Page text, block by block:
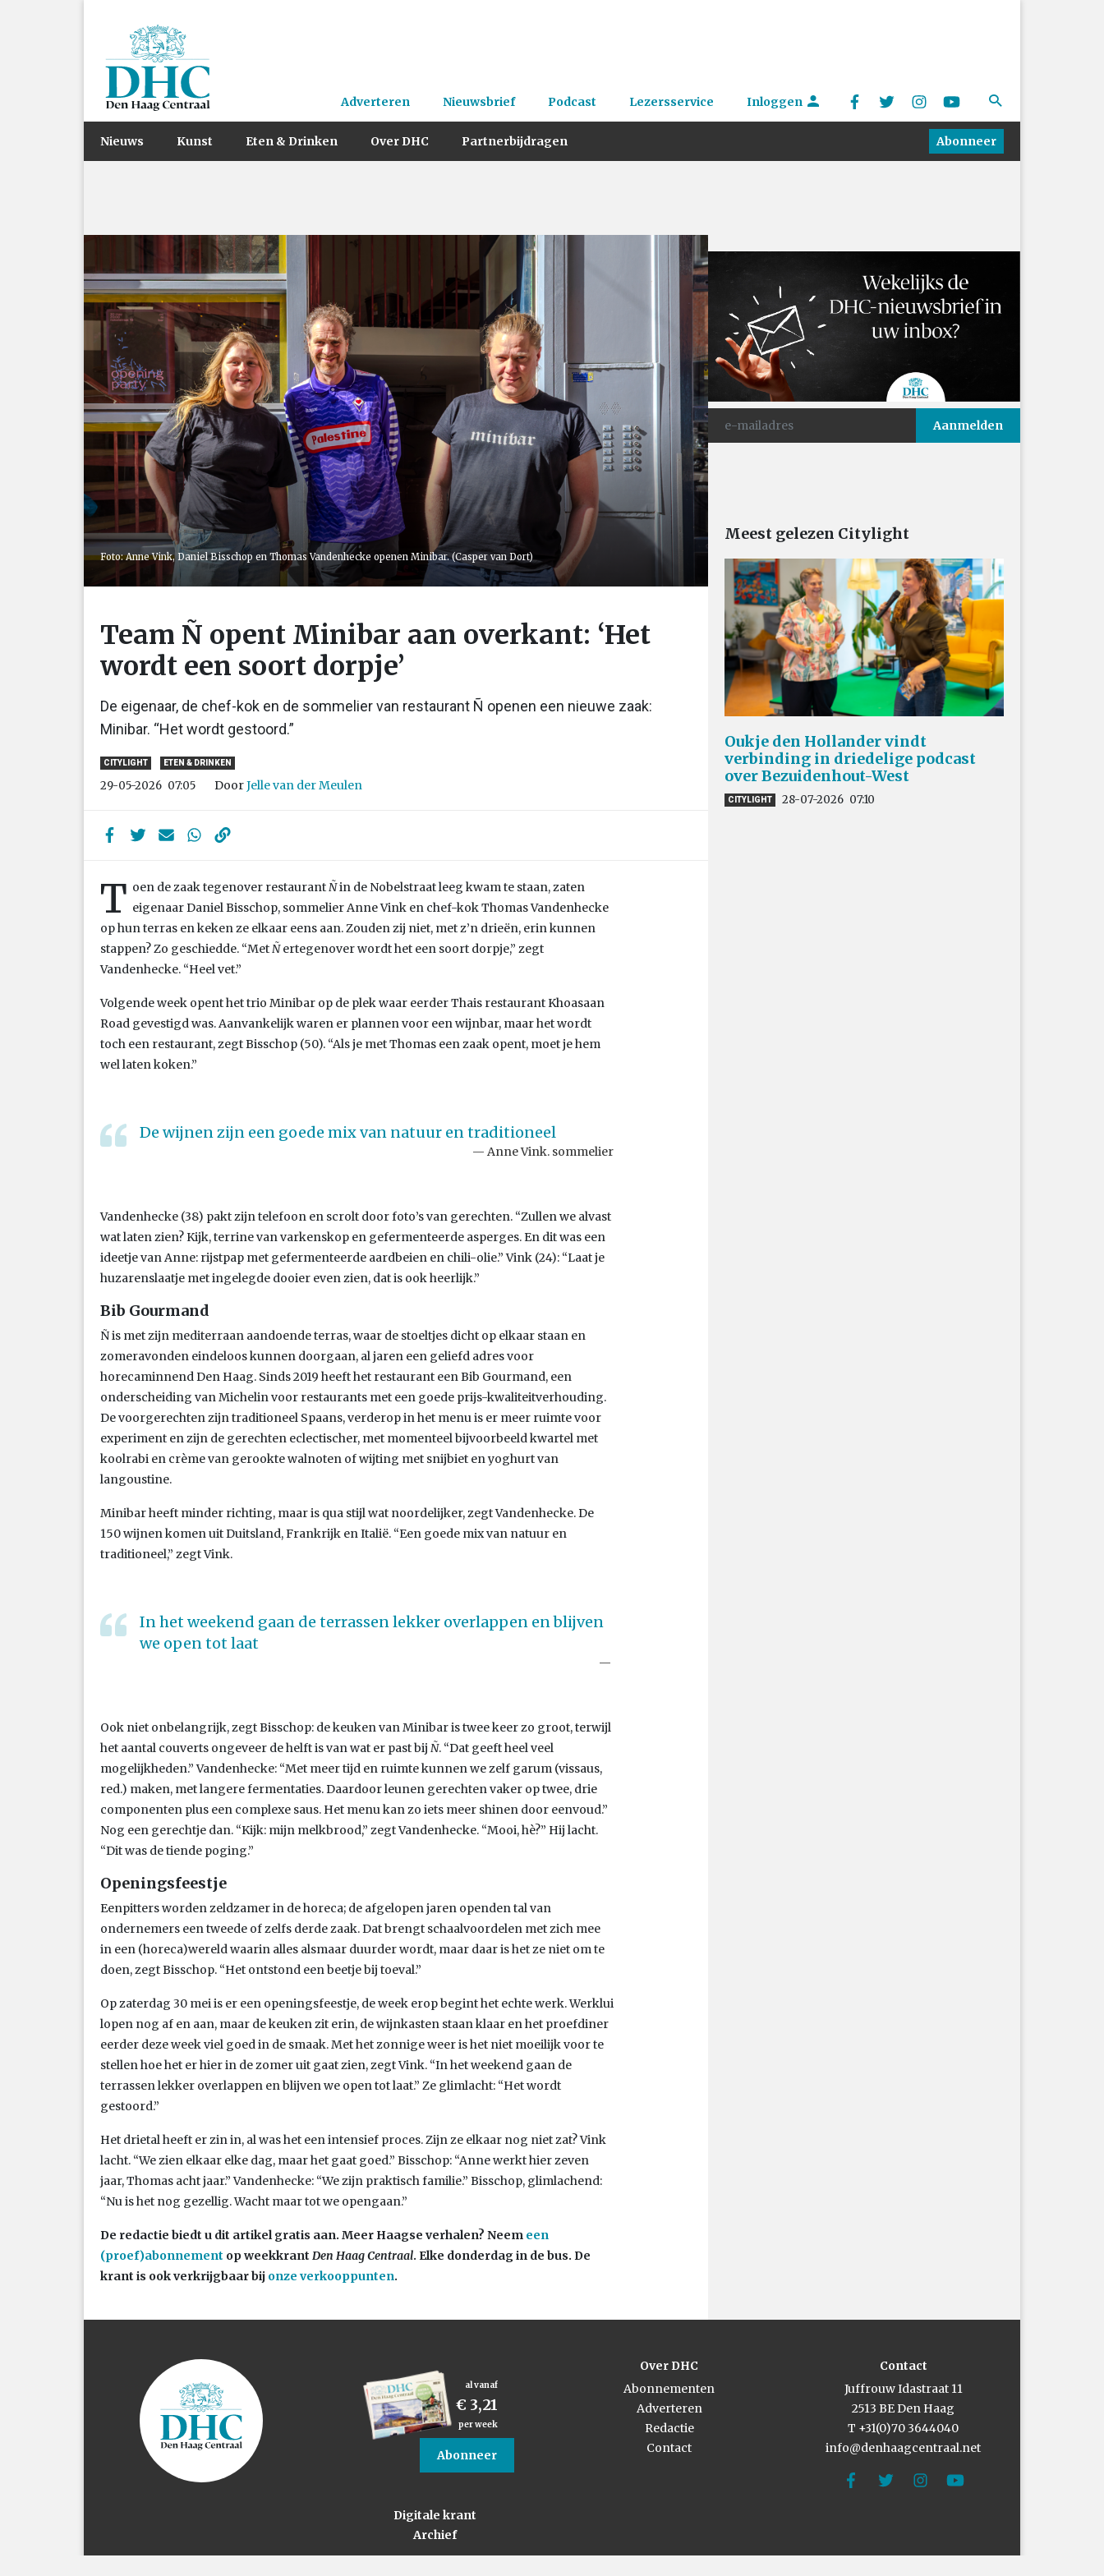
Adverteren Nieuwsbrief Podcast Lezersservice Inloggen
Nieuws Kunst Eten & Drinken Over DHC Partnerbijdragen Abonneer
Foto: Anne Vink, Daniel Bisschop en Thomas Vandenhecke openen Minibar. (Casper van Dort)
Team Ñ opent Minibar aan overkant: ‘Het
wordt een soort dorpje’
De eigenaar, de chef-kok en de sommelier van restaurant Ñ openen een nieuwe zaak:
Minibar. “Het wordt gestoord.”
CITYLIGHT ETEN & DRINKEN
29-05-2026 07:05 DoorJelle van der Meulen
T oen de zaak tegenover restaurant Ñin de Nobelstraat leeg kwam te staan, zaten
eigenaar Daniel Bisschop, sommelier Anne Vink en chef-kok Thomas Vandenhecke
op hun terras en keken ze elkaar eens aan. Zouden zij niet, met z’n drieën, erin kunnen
stappen? Zo geschiedde. “Met Ñertegenover wordt het een soort dorpje,” zegt
Vandenhecke. “Heel vet.”
Volgende week opent het trio Minibar op de plek waar eerder Thais restaurant Khoasaan
Road gevestigd was. Aanvankelijk waren er plannen voor een wijnbar, maar het wordt
toch een restaurant, zegt Bisschop (50). “Als je met Thomas een zaak opent, moet je hem
wel laten koken.”
De wijnen zijn een goede mix van natuur en traditioneel
Anne Vink. sommelier
Vandenhecke (38) pakt zijn telefoon en scrolt door foto’s van gerechten. “Zullen we alvast
wat laten zien? Kijk, terrine van varkenskop en gefermenteerde asperges. En dit was een
ideetje van Anne: rijstpap met gefermenteerde aardbeien en chili-olie.” Vink (24): “Laat je
huzarenslaatje met ingelegde dooier even zien, dat is ook heerlijk.”
Bib Gourmand
Ñ is met zijn mediterraan aandoende terras, waar de stoeltjes dicht op elkaar staan en
zomeravonden eindeloos kunnen doorgaan, al jaren een geliefd adres voor
horecaminnend Den Haag. Sinds 2019 heeft het restaurant een Bib Gourmand, een
onderscheiding van Michelin voor restaurants met een goede prijs-kwaliteitverhouding.
De voorgerechten zijn traditioneel Spaans, verderop in het menu is er meer ruimte voor
experiment en zijn de gerechten eclectischer, met momenteel bijvoorbeeld kwartel met
koolrabi en crème van gerookte walnoten of wijting met snijbiet en yoghurt van
langoustine.
Minibar heeft minder richting, maar is qua stijl wat noordelijker, zegt Vandenhecke. De
150 wijnen komen uit Duitsland, Frankrijk en Italië. “Een goede mix van natuur en
traditioneel,” zegt Vink.
In het weekend gaan de terrassen lekker overlappen en blijven
we open tot laat
Ook niet onbelangrijk, zegt Bisschop: de keuken van Minibar is twee keer zo groot, terwijl
het aantal couverts ongeveer de helft is van wat er past bij Ñ. “Dat geeft heel veel
mogelijkheden.” Vandenhecke: “Met meer tijd en ruimte kunnen we zelf garum (vissaus,
red.) maken, met langere fermentaties. Daardoor leunen gerechten vaker op twee, drie
componenten plus een complexe saus. Het menu kan zo iets meer shinen door eenvoud.”
Nog een gerechtje dan. “Kijk: mijn melkbrood,” zegt Vandenhecke. “Mooi, hè?” Hij lacht.
“Dit was de tiende poging.”
Openingsfeestje
Eenpitters worden zeldzamer in de horeca; de afgelopen jaren openden tal van
ondernemers een tweede of zelfs derde zaak. Dat brengt schaalvoordelen met zich mee
in een (horeca)wereld waarin alles alsmaar duurder wordt, maar daar is het ze niet om te
doen, zegt Bisschop. “Het ontstond een beetje bij toeval.”
Op zaterdag 30 mei is er een openingsfeestje, de week erop begint het echte werk. Werklui
lopen nog af en aan, maar de keuken zit erin, de wijnkasten staan klaar en het proefdiner
eerder deze week viel goed in de smaak. Met het zonnige weer is het niet moeilijk voor te
stellen hoe het er hier in de zomer uit gaat zien, zegt Vink. “In het weekend gaan de
terrassen lekker overlappen en blijven we open tot laat.” Ze glimlacht: “Het wordt
gestoord.”
Het drietal heeft er zin in, al was het een intensief proces. Zijn ze elkaar nog niet zat? Vink
lacht. “We zien elkaar elke dag, maar het gaat goed.” Bisschop: “Anne werkt hier zeven
jaar, Thomas acht jaar.” Vandenhecke: “We zijn praktisch familie.” Bisschop, glimlachend:
“Nu is het nog gezellig. Wacht maar tot we opengaan.”
De redactie biedt u dit artikel gratis aan. Meer Haagse verhalen? Neem een
(proef)abonnement op weekkrant Den Haag Centraal. Elke donderdag in de bus. De
krant is ook verkrijgbaar bij onze verkooppunten.
Meest gelezen Citylight
Oukje den Hollander vindt
verbinding in driedelige podcast
over Bezuidenhout-West
CITYLIGHT 28-07-2026 07:10
al vanaf
€ 3,21
per week
Abonneer
Digitale krant
Archief
Over DHC
Abonnementen
Adverteren
Redactie
Contact
Contact
Juffrouw Idastraat 11
2513 BE Den Haag
T +31(0)70 3644040
info@denhaagcentraal.net